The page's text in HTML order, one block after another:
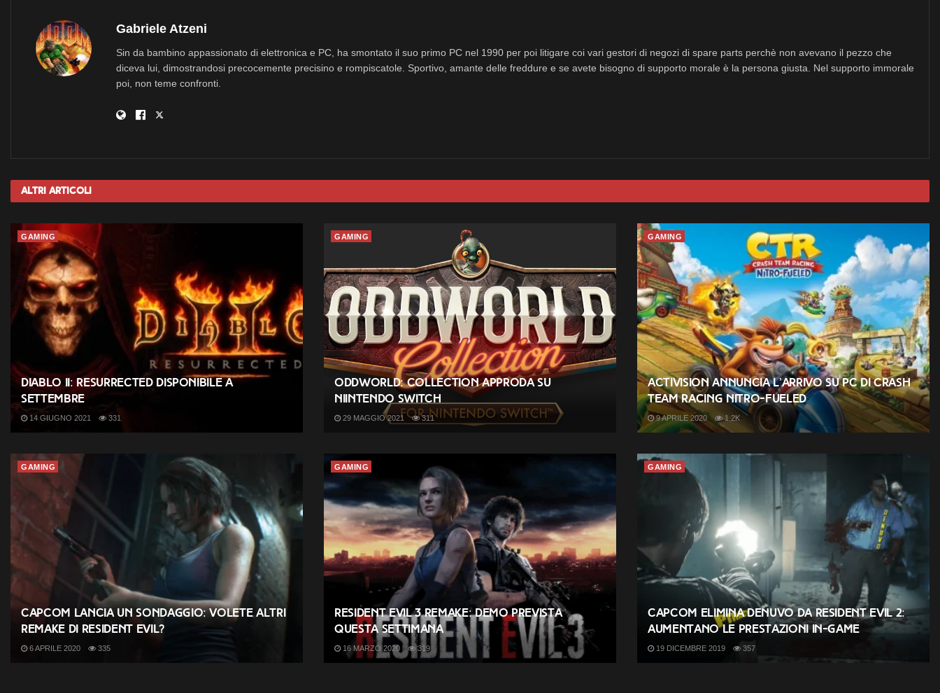
Gabriele Atzeni
Sin da bambino appassionato di elettronica e PC, ha smontato il suo primo PC nel 1990 per poi litigare coi vari gestori di negozi di spare parts perchè non avevano il pezzo che
diceva lui, dimostrandosi precocemente precisino e rompiscatole. Sportivo, amante delle freddure e se avete bisogno di supporto morale è la persona giusta. Nel supporto immorale
poi, non teme confronti.
Altri Articoli
GAMING
Diablo II: Resurrected disponibile a
settembre
14 GIUGNO 2021 331
GAMING
Oddworld: Collection approda su
NIintendo Switch
29 MAGGIO 2021 311
GAMING
Activision annuncia l’arrivo su PC di Crash
Team Racing Nitro-Fueled
9 APRILE 2020 1.2K
GAMING
Capcom lancia un sondaggio: volete altri
remake di Resident Evil?
6 APRILE 2020 335
GAMING
Resident Evil 3 Remake: demo prevista
questa settimana
16 MARZO 2020 319
GAMING
Capcom elimina Denuvo da Resident Evil 2:
aumentano le prestazioni in-game
19 DICEMBRE 2019 357